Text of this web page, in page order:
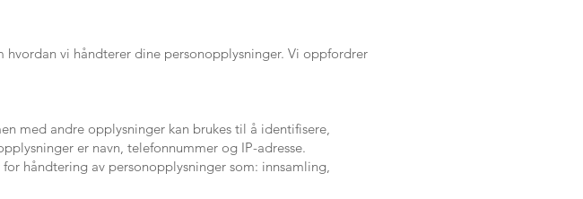
or double click on the text
sure to add any relevant
to share with your visitors.
vi håndterer dine personopplysninger. Vi oppfordrer
med andre opplysninger kan brukes til å identifisere,
er navn, telefonnummer og IP-adresse.
håndtering av personopplysninger som: innsamling,